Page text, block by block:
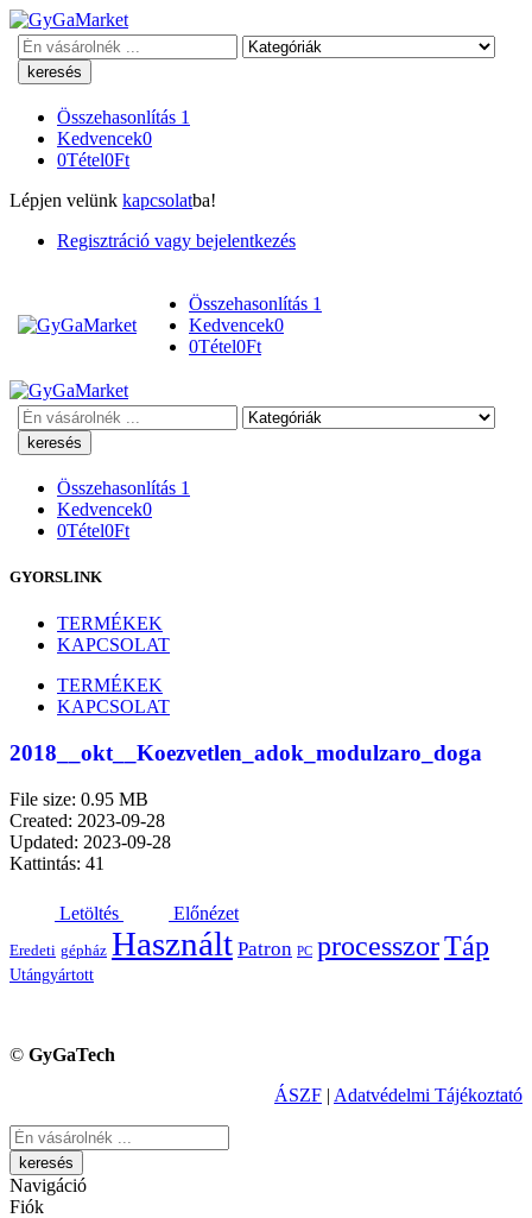
Keresés
Összehasonlítás 1
Kedvencek0
0Tétel0Ft
Lépjen velünk kapcsolatba!
Regisztráció vagy bejelentkezés
Összehasonlítás 1
Kedvencek0
0Tétel0Ft
Keresés
Összehasonlítás 1
Kedvencek0
0Tétel0Ft
GYORSLINK
TERMÉKEK
KAPCSOLAT
TERMÉKEK
KAPCSOLAT
2018__okt__Koezvetlen_adok_modulzaro_doga
File size: 0.95 MB
Created: 2023-09-28
Updated: 2023-09-28
Kattintás: 41
Letöltés Előnézet
Eredeti gépház Használt Patron PC processzorTáp
Utángyártott
© GyGaTech
ÁSZF | Adatvédelmi Tájékoztató
Keresés
Navigáció
Fiók